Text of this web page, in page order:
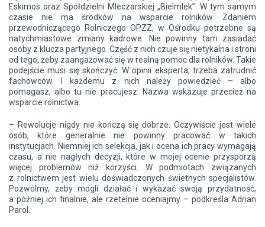
Eskimos oraz Spółdzielni Mleczarskiej „Bielmlek”. W tym samym
czasie nie ma środków na wsparcie rolników. Zdaniem
przewodniczącego Rolniczego OPZZ, w Ośrodku potrzebne są
natychmiastowe zmiany kadrowe. Nie powinny tam zasiadać
osoby z klucza partyjnego. Część z nich czuje się nietykalna i stroni
od tego, żeby zaangażować się w realną pomoc dla rolników. Takie
podejście musi się skończyć. W opinii eksperta, trzeba zatrudnić
fachowców. I każdemu z nich należy powiedzieć – albo
pomagasz, albo tu nie pracujesz. Nazwa wskazuje przecież na
wsparcie rolnictwa.
– Rewolucje nigdy nie kończą się dobrze. Oczywiście jest wiele
osób, które generalnie nie powinny pracować w takich
instytucjach. Niemniej ich selekcja, jak i ocena ich pracy wymagają
czasu, a nie nagłych decyzji, które w mojej ocenie przysporzą
więcej problemów niż korzyści. W podmiotach związanych
z rolnictwem jest wielu doświadczonych świetnych specjalistów.
Pozwólmy, żeby mogli działać i wykazać swoją przydatność,
a później ich finalnie, ale rzetelnie oceniajmy – podkreśla Adrian
Parol.